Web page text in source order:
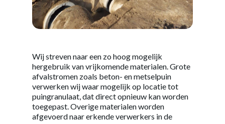
Wij streven naar een zo hoog mogelijk
hergebruik van vrijkomende materialen. Grote
afvalstromen zoals beton- en metselpuin
verwerken wij waar mogelijk op locatie tot
puingranulaat, dat direct opnieuw kan worden
toegepast. Overige materialen worden
afgevoerd naar erkende verwerkers in de